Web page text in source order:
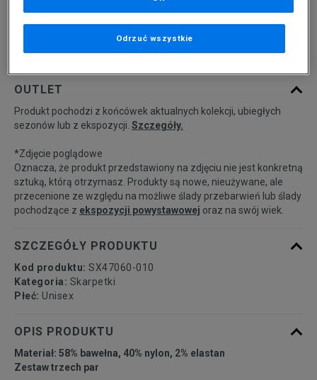
32-34 Powiadom o dostępności
34-38
38-42 Powiadom o dostępności
46-50
OUTLET
Produkt pochodzi z końcówek aktualnych kolekcji, ubiegłych
sezonów lub z ekspozycji. Szczegóły.
*Zdjęcie poglądowe
Oznacza, że produkt przedstawiony na zdjęciu nie jest konkretną
sztuką, którą otrzymasz. Produkty są nowe, nieużywane, ale
przecenione ze względu na możliwe ślady przebarwień lub ślady
pochodzące z ekspozycji powystawowej oraz na swój wiek.
SZCZEGÓŁY PRODUKTU
Kod produktu: SX47060-010
Kategoria: Skarpetki
Płeć: Unisex
OPIS PRODUKTU
Materiał: 58% bawełna, 40% nylon, 2% elastan
Zestaw trzech par
Odrzuć wszystkie